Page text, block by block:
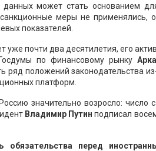
может стать основанием
меры не применялись,
показателей.
уже почти два десятилетия, его
по финансовому рынку
ряд положений законодательства
платформ.
значительно возросло: число
Владимир Путин подписал
перед